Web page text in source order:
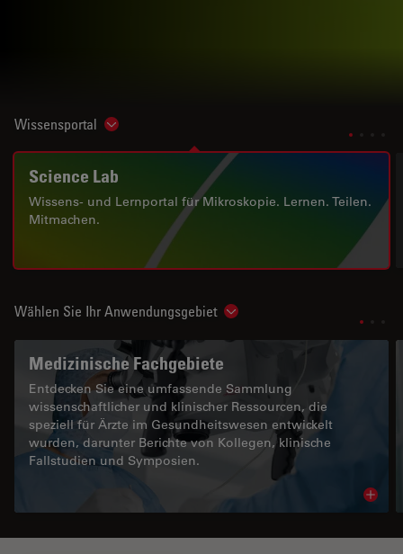
Wissensportal Show subnavigation
Science Lab
Wissens- und Lernportal für Mikroskopie. Lernen. Teilen.
Mitmachen.
Wählen Sie Ihr Anwendungsgebiet Show subnavigation
Medizinische Fachgebiete
Entdecken Sie eine umfassende Sammlung
wissenschaftlicher und klinischer Ressourcen, die
speziell für Ärzte im Gesundheitswesen entwickelt
wurden, darunter Berichte von Kollegen, klinische
Fallstudien und Symposien.